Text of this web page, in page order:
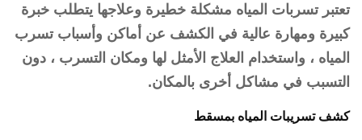
تعتبر تسربات المياه مشكلة خطيرة وعلاجها يتطلب خبرة
كبيرة ومهارة عالية في الكشف عن أماكن وأسباب تسرب
المياه ، واستخدام العلاج الأمثل لها ومكان التسرب ، دون
التسبب في مشاكل أخرى بالمكان.
كشف تسريبات المياه بمسقط